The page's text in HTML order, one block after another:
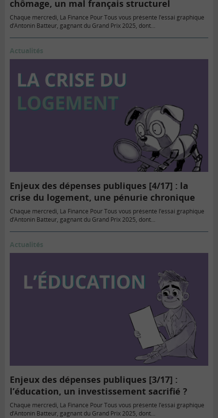
chômage, un mal français structurel
Chaque mercredi, La Finance Pour Tous vous présente l’essai graphique
d’Antonin Batteur, gagnant du Grand Prix 2025, dont…
Actualités
Enjeux des dépenses publiques [4/17] : la
crise du logement, une pénurie chronique
Chaque mercredi, La Finance Pour Tous vous présente l’essai graphique
d’Antonin Batteur, gagnant du Grand Prix 2025, dont…
Actualités
Enjeux des dépenses publiques [3/17] :
l’éducation, un investissement sacrifié ?
Chaque mercredi, La Finance Pour Tous vous présente l’essai graphique
d’Antonin Batteur, gagnant du Grand Prix 2025, dont…